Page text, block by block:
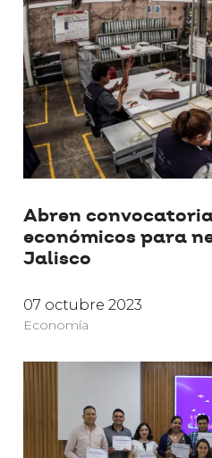
Abren
económicos para
Jalisco
07 octubre 2023
Economía